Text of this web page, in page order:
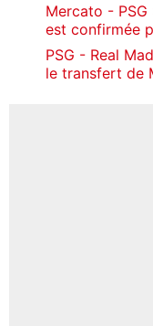
Mercato -
est confirmée
PSG - Real
le transfert de